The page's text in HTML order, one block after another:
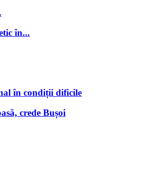
în...
în condiții dificile
crede Bușoi